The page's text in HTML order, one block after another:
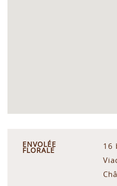
ENVOLÉE
FLORALE
16